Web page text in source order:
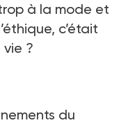
à la mode et
c’était
vie ?
du